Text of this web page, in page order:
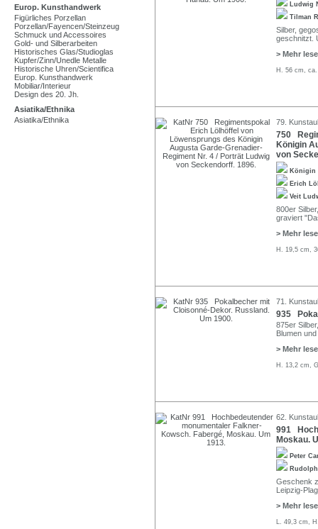
Europ. Kunsthandwerk
Figürliches Porzellan
Porzellan/Fayencen/Steinzeug
Schmuck und Accessoires
Gold- und Silberarbeiten
Historisches Glas/Studioglas
Kupfer/Zinn/Unedle Metalle
Historische Uhren/Scientifica
Europ. Kunsthandwerk
Mobiliar/Interieur
Design des 20. Jh.
Asiatika/Ethnika
Asiatika/Ethnika
Ludwig
Tilman
Silber,
geschnitzt.
> Mehr
H. 56 cm,
79.
750
Königin
von
Erich
Veit
800er
graviert
> Mehr
H. 19,5 cm,
71.
935
875er
Blumen
> Mehr
H. 13,2 cm,
62.
991
Moskau.
Peter
Geschenk
Leipzig-
> Mehr
L. 49,3 cm,